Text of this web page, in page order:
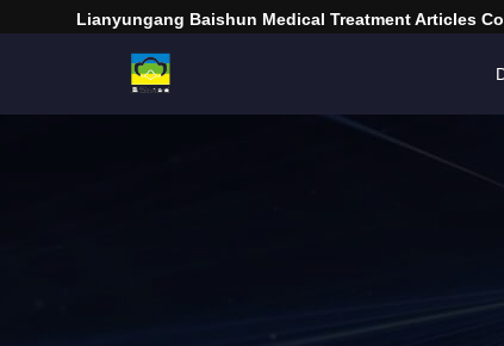
Lianyungang Baishun Medical Treatment Articles